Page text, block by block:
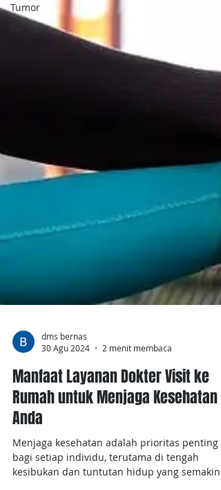
Tumor
Penyakit
30 Agu 2024
2 menit membaca
Manfaat Layanan Dokter Visit ke
Rumah untuk Menjaga Kesehatan
Anda
Menjaga kesehatan adalah prioritas penting